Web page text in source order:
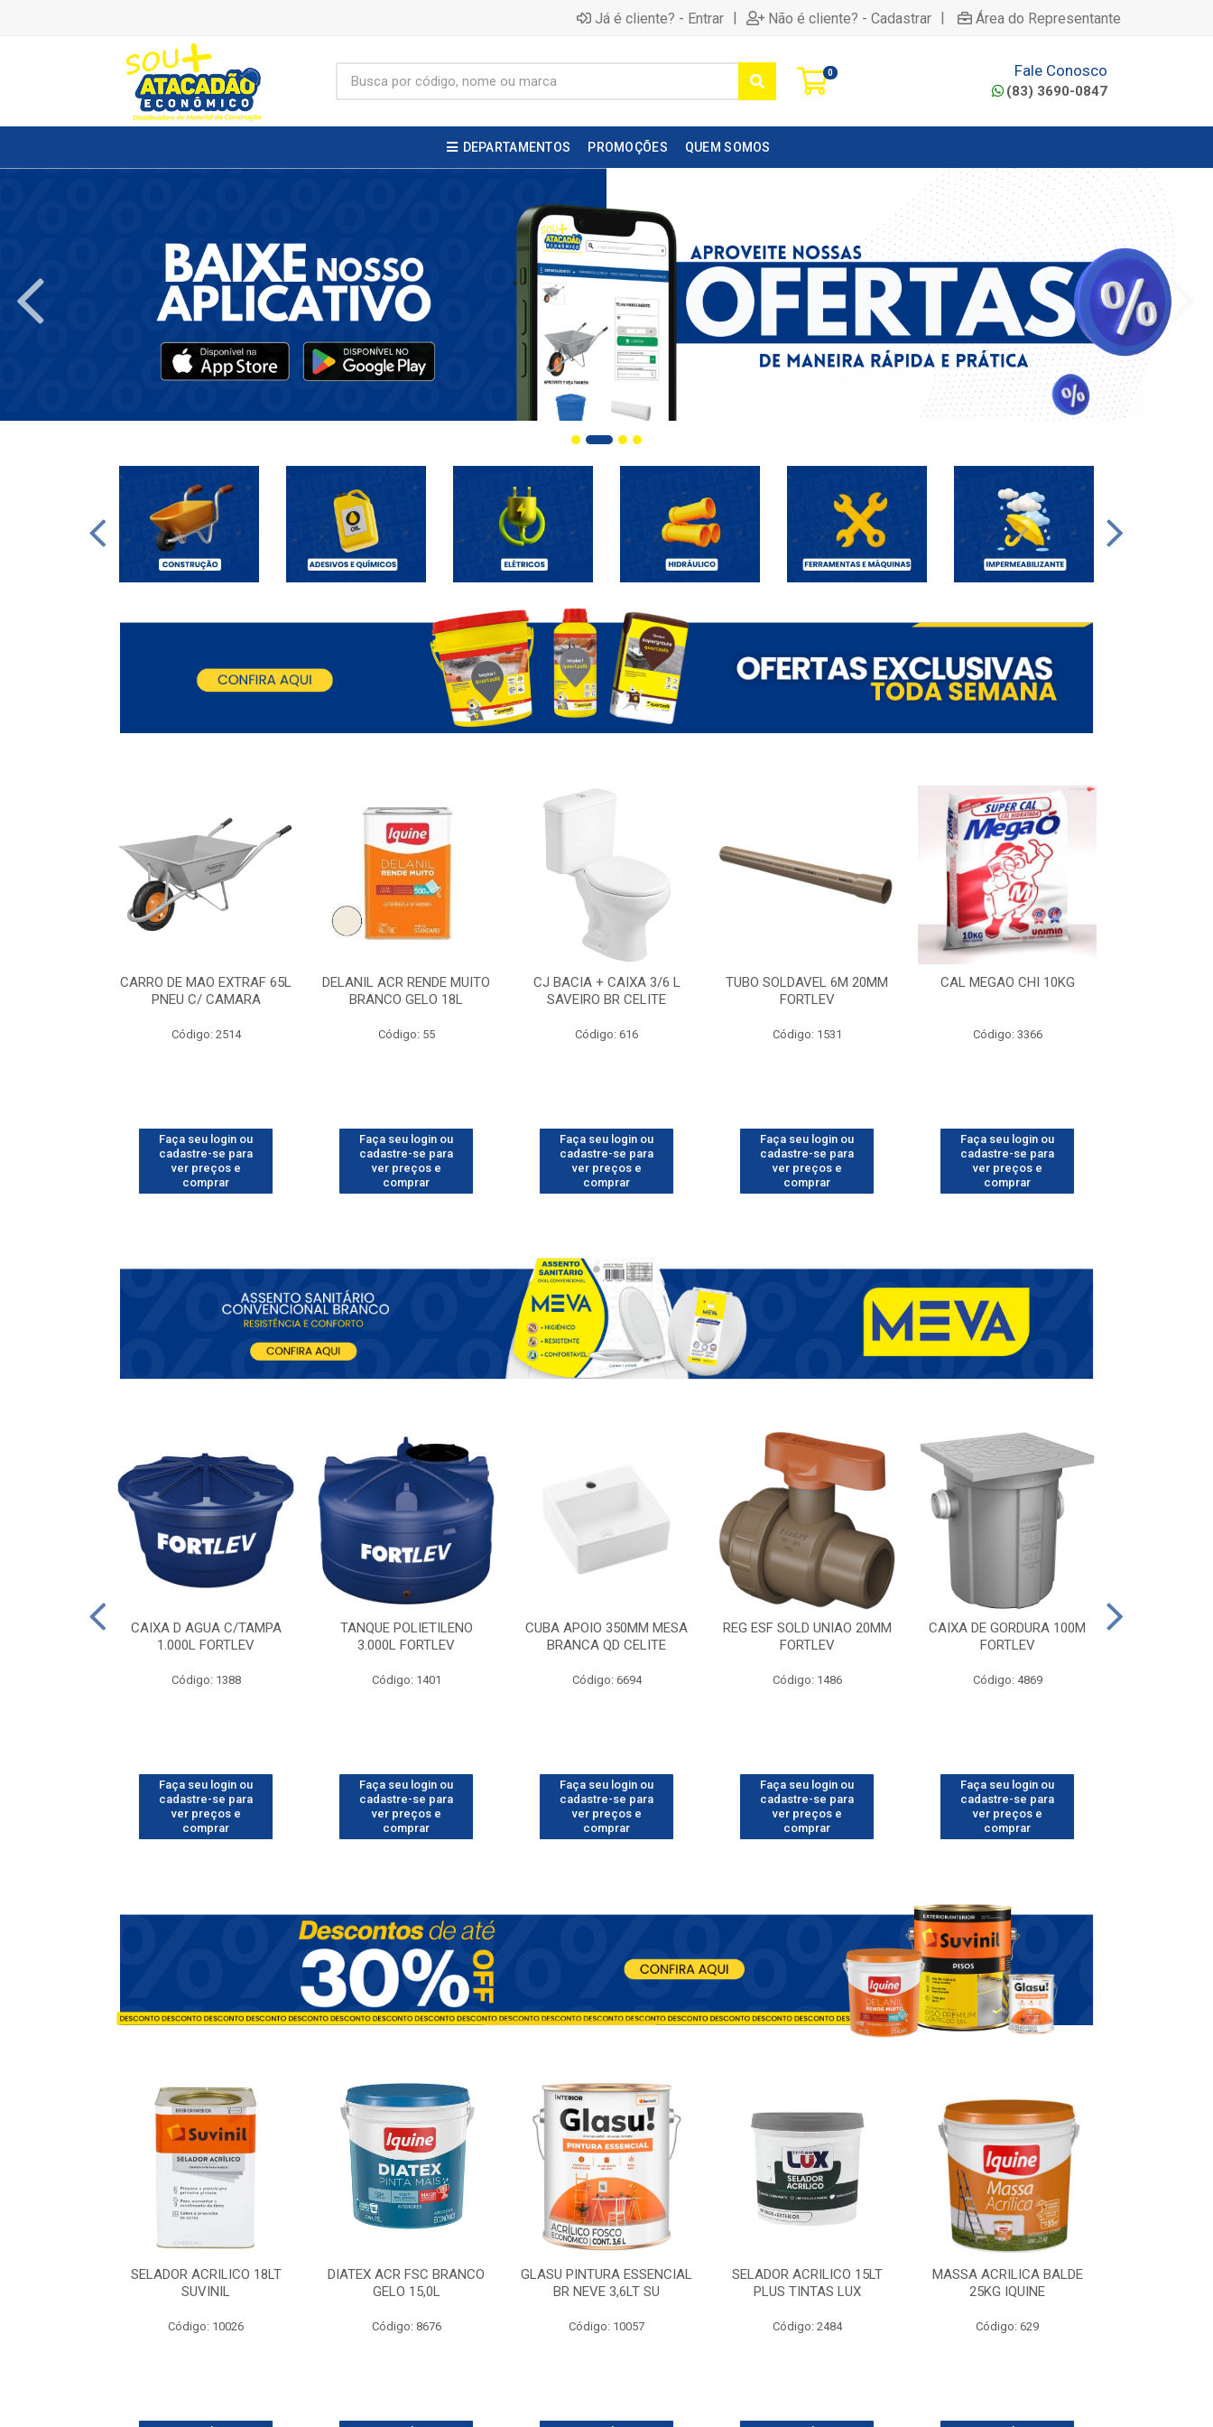
Já é cliente? - Entrar | Não é cliente? - Cadastrar | Área do Representante
0 Fale Conosco
(83) 3690-0847
DEPARTAMENTOS PROMOÇÕES QUEM SOMOS
CARRO DE MAO EXTRAF 65L
PNEU C/ CAMARA
Código: 2514
Faça seu login ou
cadastre-se para
ver preços e
comprar
DELANIL ACR RENDE MUITO
BRANCO GELO 18L
Código: 55
Faça seu login ou
cadastre-se para
ver preços e
comprar
CJ BACIA + CAIXA 3/6 L
SAVEIRO BR CELITE
Código: 616
Faça seu login ou
cadastre-se para
ver preços e
comprar
TUBO SOLDAVEL 6M 20MM
FORTLEV
Código: 1531
Faça seu login ou
cadastre-se para
ver preços e
comprar
CAL MEGAO CHI 10KG
Código: 3366
Faça seu login ou
cadastre-se para
ver preços e
comprar
CAIXA D AGUA C/TAMPA
1.000L FORTLEV
Código: 1388
Faça seu login ou
cadastre-se para
ver preços e
comprar
TANQUE POLIETILENO
3.000L FORTLEV
Código: 1401
Faça seu login ou
cadastre-se para
ver preços e
comprar
CUBA APOIO 350MM MESA
BRANCA QD CELITE
Código: 6694
Faça seu login ou
cadastre-se para
ver preços e
comprar
REG ESF SOLD UNIAO 20MM
FORTLEV
Código: 1486
Faça seu login ou
cadastre-se para
ver preços e
comprar
CAIXA DE GORDURA 100M
FORTLEV
Código: 4869
Faça seu login ou
cadastre-se para
ver preços e
comprar
SELADOR ACRILICO 18LT
SUVINIL
Código: 10026
DIATEX ACR FSC BRANCO
GELO 15,0L
Código: 8676
GLASU PINTURA ESSENCIAL
BR NEVE 3,6LT SU
Código: 10057
SELADOR ACRILICO 15LT
PLUS TINTAS LUX
Código: 2484
MASSA ACRILICA BALDE
25KG IQUINE
Código: 629